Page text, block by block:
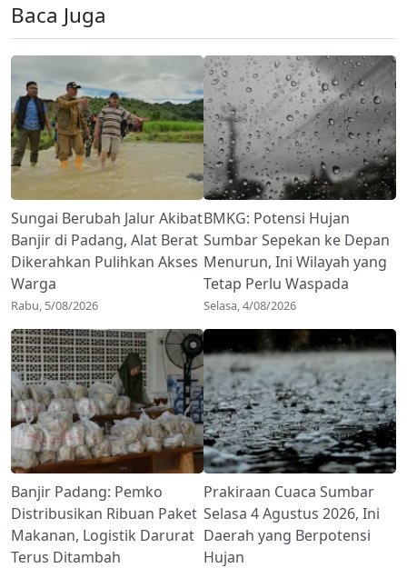
Baca Juga
Sungai Berubah Jalur Akibat
Banjir di Padang, Alat Berat
Dikerahkan Pulihkan Akses
Warga
Rabu, 5/08/2026
BMKG: Potensi Hujan
Sumbar Sepekan ke Depan
Menurun, Ini Wilayah yang
Tetap Perlu Waspada
Selasa, 4/08/2026
Banjir Padang: Pemko
Distribusikan Ribuan Paket
Makanan, Logistik Darurat
Terus Ditambah
Prakiraan Cuaca Sumbar
Selasa 4 Agustus 2026, Ini
Daerah yang Berpotensi
Hujan